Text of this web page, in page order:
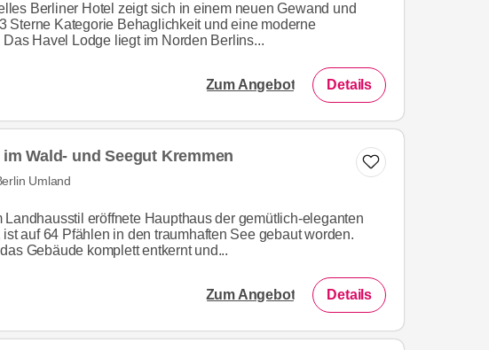
Berliner Hotel zeigt sich in einem neuen Gewand und
Sterne Kategorie Behaglichkeit und eine moderne
Das Havel Lodge liegt im Norden Berlins...
Zum Angebot Details
Wald- und Seegut Kremmen
Umland
Landhausstil eröffnete Haupthaus der gemütlich-eleganten
ist auf 64 Pfählen in den traumhaften See gebaut worden.
Gebäude komplett entkernt und...
Zum Angebot Details